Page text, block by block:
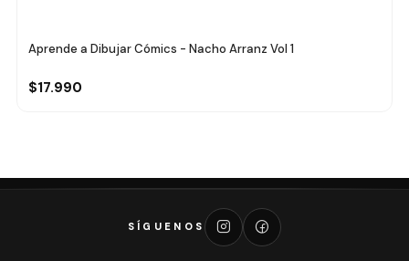
Aprende a Dibujar Cómics - Nacho Arranz Vol 1
$17.990
SÍGUENOS